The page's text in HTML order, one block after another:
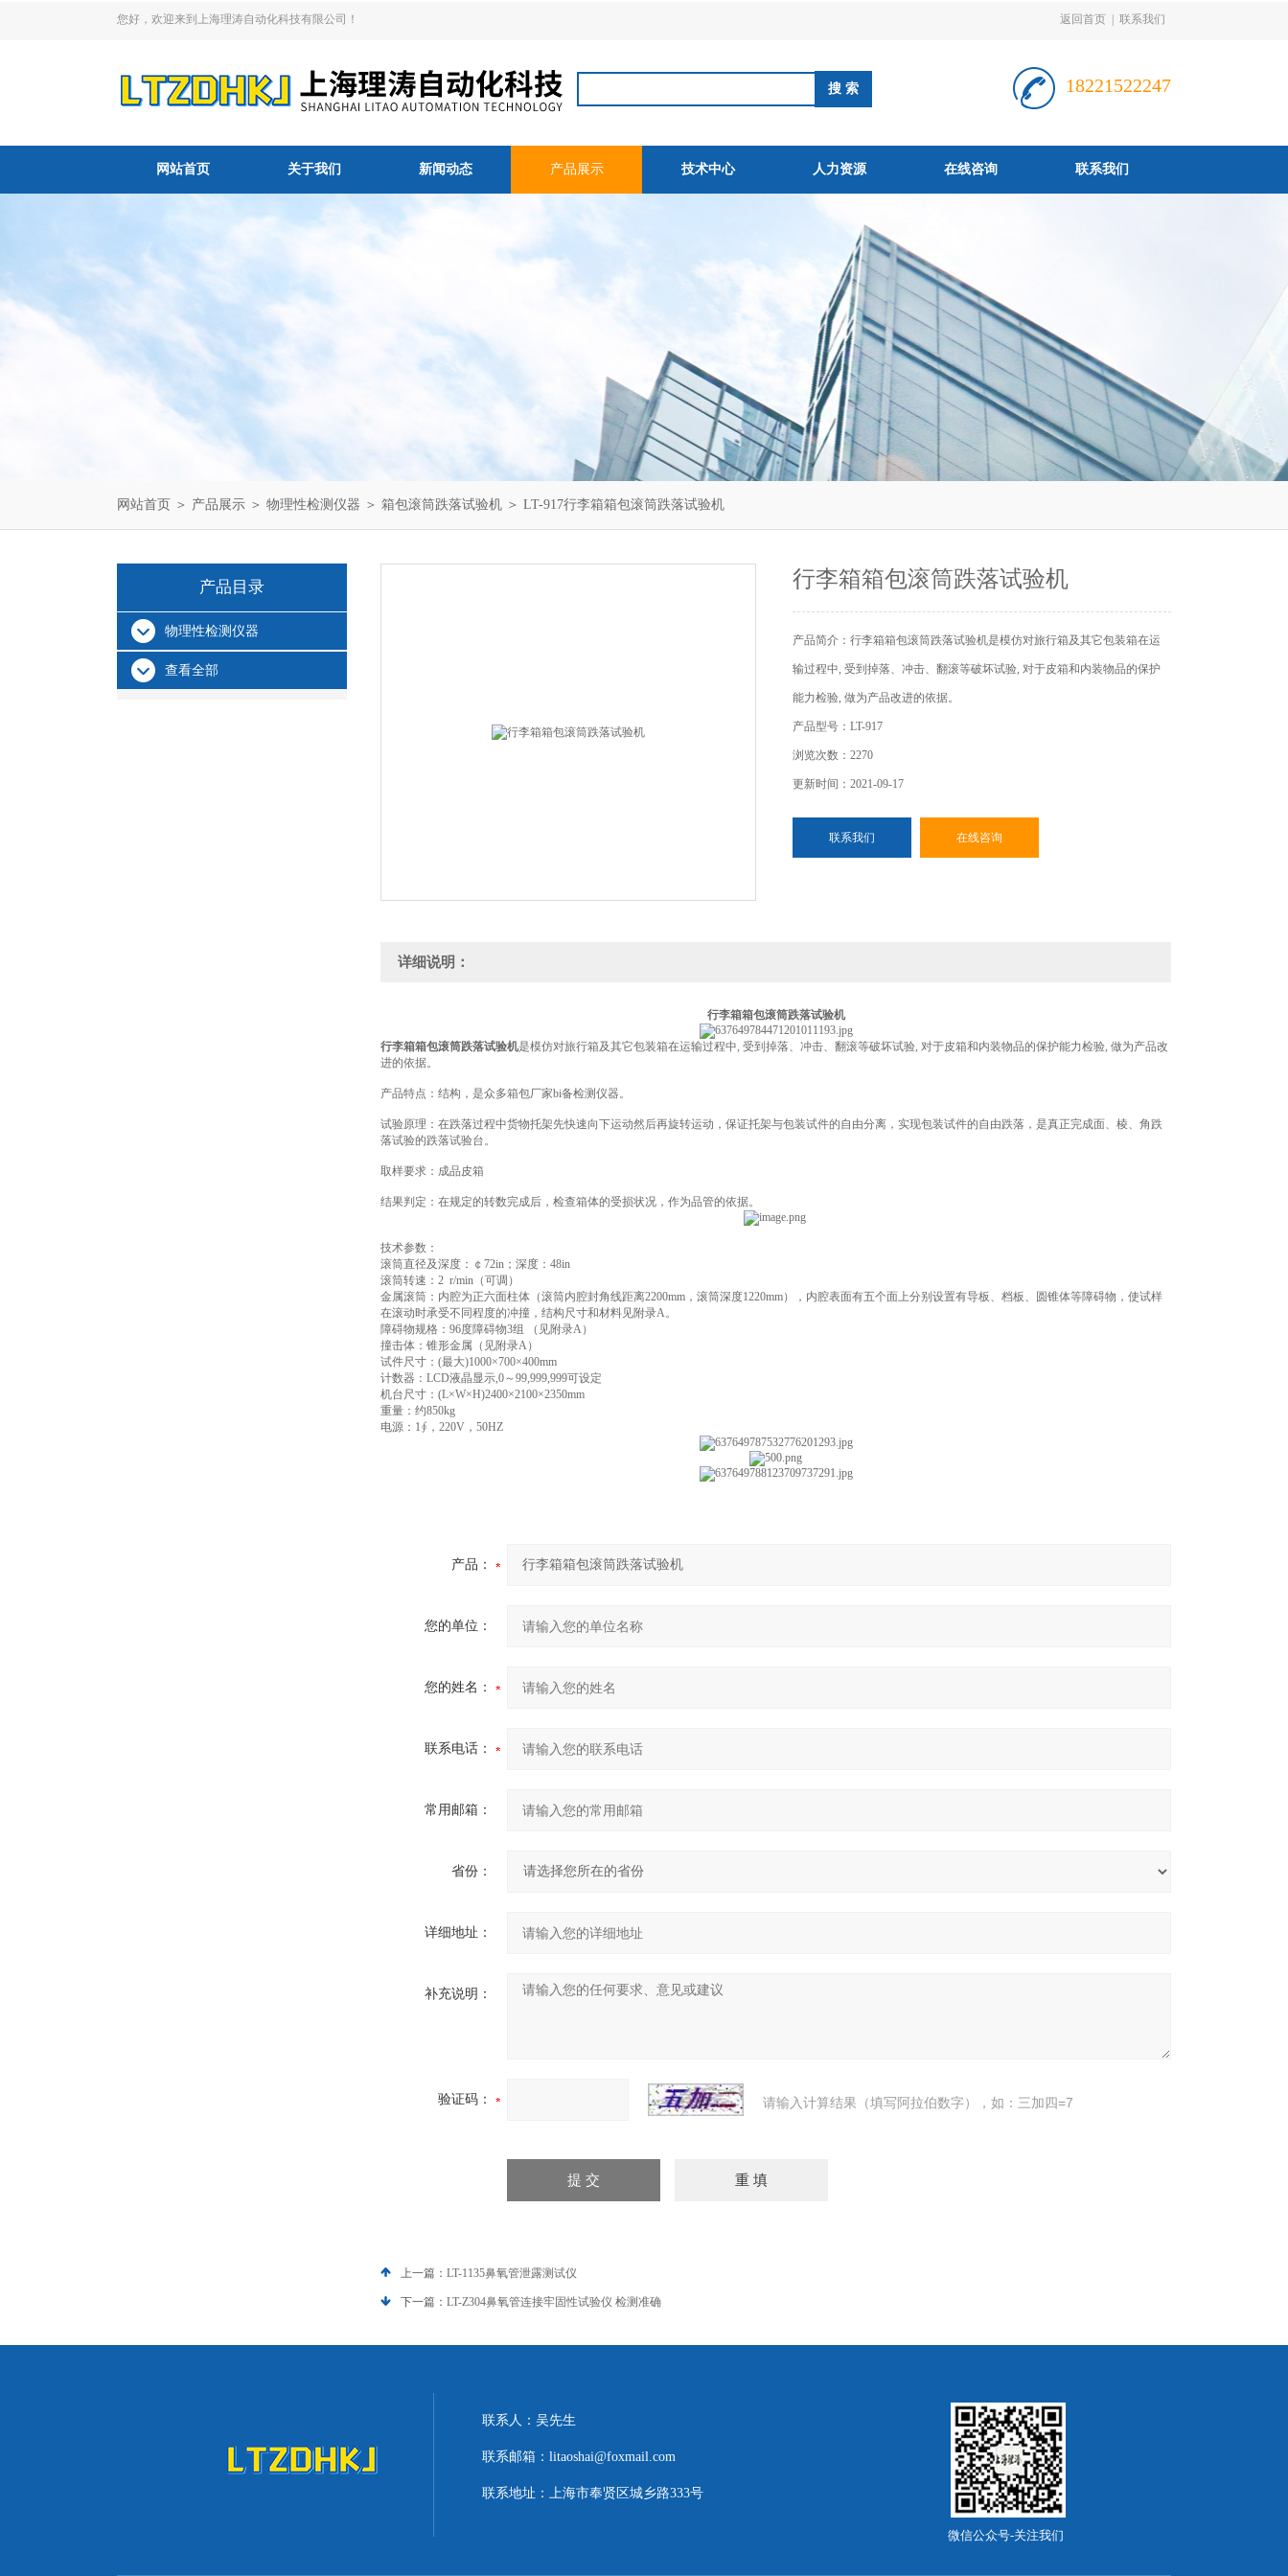
您好，欢迎来到上海理涛自动化科技有限公司！ 返回首页 联系我们
18221522247
网站首页 关于我们 新闻动态 产品展示 技术中心 人力资源 在线咨询 联系我们
网站首页 ＞ 产品展示 ＞ 物理性检测仪器 ＞ 箱包滚筒跌落试验机 ＞ LT-917行李箱箱包滚筒跌落试验机
产品目录
物理性检测仪器
查看全部
行李箱箱包滚筒跌落试验机
产品简介：行李箱箱包滚筒跌落试验机是模仿对旅行箱及其它包装箱在运
输过程中, 受到掉落、冲击、翻滚等破坏试验, 对于皮箱和内装物品的保护
能力检验, 做为产品改进的依据。
产品型号：LT-917
浏览次数：2270
更新时间：2021-09-17
联系我们 在线咨询
详细说明：
行李箱箱包滚筒跌落试验机
行李箱箱包滚筒跌落试验机是模仿对旅行箱及其它包装箱在运输过程中, 受到掉落、冲击、翻滚等破坏试验, 对于皮箱和内装物品的保护能力检验, 做为产品改
进的依据。
产品特点：结构，是众多箱包厂家bi备检测仪器。
试验原理：在跌落过程中货物托架先快速向下运动然后再旋转运动，保证托架与包装试件的自由分离，实现包装试件的自由跌落，是真正完成面、棱、角跌
落试验的跌落试验台。
取样要求：成品皮箱
结果判定：在规定的转数完成后，检查箱体的受损状况，作为品管的依据。
技术参数：
滚筒直径及深度：￠72in；深度：48in
滚筒转速：2 r/min（可调）
金属滚筒：内腔为正六面柱体（滚筒内腔封角线距离2200mm，滚筒深度1220mm），内腔表面有五个面上分别设置有导板、档板、圆锥体等障碍物，使试样
在滚动时承受不同程度的冲撞，结构尺寸和材料见附录A。
障碍物规格：96度障碍物3组 （见附录A）
撞击体：锥形金属（见附录A）
试件尺寸：(最大)1000×700×400mm
计数器：LCD液晶显示,0～99,999,999可设定
机台尺寸：(L×W×H)2400×2100×2350mm
重量：约850kg
电源：1∮，220V，50HZ
产品：
您的单位：
您的姓名：
联系电话：
常用邮箱：
省份：
详细地址：
补充说明：
验证码： 请输入计算结果（填写阿拉伯数字），如：三加四=7
上一篇： LT-1135鼻氧管泄露测试仪
下一篇： LT-Z304鼻氧管连接牢固性试验仪 检测准确
联系人：吴先生
联系邮箱：litaoshai@foxmail.com
联系地址：上海市奉贤区城乡路333号
微信公众号-关注我们